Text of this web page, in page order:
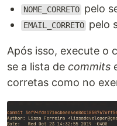
NOME_CORRETO pelo
EMAIL_CORRETO pelo
Após isso, execute o
se a lista de commits
corretas como no